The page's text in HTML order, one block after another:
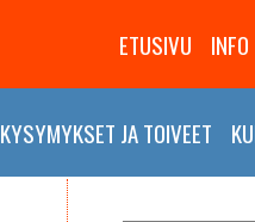
ETUSIVU INFO
KYSYMYKSET JA TOIVEET